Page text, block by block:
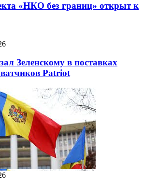
«НКО без границ» открыт к
Зеленскому в поставках
Patriot